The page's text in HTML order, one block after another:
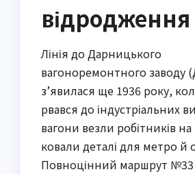
відродження
Лінія до Дарницького
вагоноремонтного заводу
з’явилася ще 1936 року,
рвався до індустріальних
вагони везли робітників
ковали деталі для метро й
Повноцінний маршрут №33